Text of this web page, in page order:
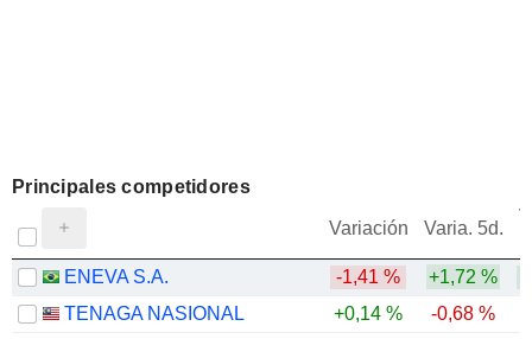
Principales competidores
Variación Varia. 5d.
ENEVA S.A. -1,41 % +1,72 %
TENAGA NASIONAL
+0,14 % -0,68 %